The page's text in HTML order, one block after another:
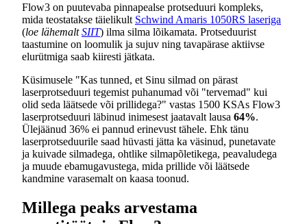
Flow3 on puutevaba pinnapealse protseduuri kompleks,
mida teostatakse täielikult Schwind Amaris 1050RS laseriga
(loe lähemaltSIIT) ilma silma lõikamata. Protseduurist
taastumine on loomulik ja sujuv ning tavapärase aktiivse
elurütmiga saab kiiresti jätkata.
Küsimusele "Kas tunned, et Sinu silmad on pärast
laserprotseduuri tegemist puhanumad või "tervemad" kui
olid seda läätsede või prillidega?" vastas 1500 KSAs Flow3
laserprotseduuri läbinud inimesest jaatavalt lausa 64%.
Ülejäänud 36% ei pannud erinevust tähele. Ehk tänu
laserprotseduurile saad hüvasti jätta ka väsinud, punetavate
ja kuivade silmadega, ohtlike silmapõletikega, peavaludega
ja muude ebamugavustega, mida prillide või läätsede
kandmine varasemalt on kaasa toonud.
Millega peaks arvestama